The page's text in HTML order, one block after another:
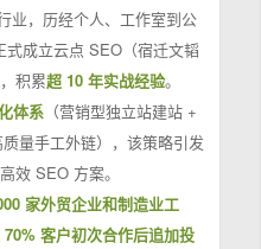
业，历经个人、工作室到公
式成立云点 SEO（宿迁文韬
积累超 10 年实战经验。
体系（营销型独立站建站 +
量手工外链），该策略引发
效 SEO 方案。
家外贸企业和制造业工
70% 客户初次合作后追加投